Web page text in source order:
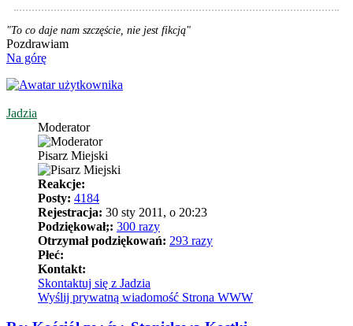
"To co daje nam szczęście, nie jest fikcją"
Pozdrawiam
Na górę
Jadzia
Moderator
Pisarz Miejski
Reakcje:
Posty: 4184
Rejestracja: 30 sty 2011, o 20:23
Podziękował;: 300 razy
Otrzymał podziękowań: 293 razy
Płeć:
Kontakt:
Skontaktuj się z Jadzia
Wyślij prywatną wiadomość Strona WWW